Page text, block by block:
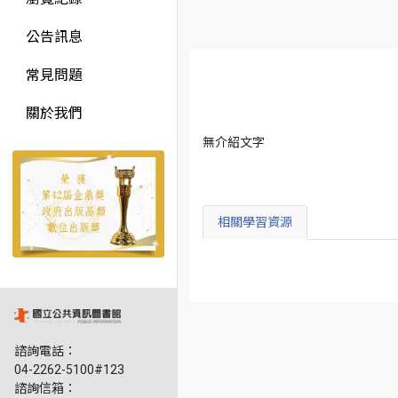
公告訊息
常見問題
關於我們
諮詢電話：
04-2262-5100#123
諮詢信箱：
無介紹文字
相關學習資源